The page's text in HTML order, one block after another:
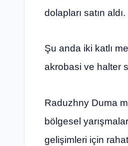
dolapları satın aldı.
Şu anda iki katlı
akrobasi ve halter
Raduzhny Duma
bölgesel
gelişimleri için